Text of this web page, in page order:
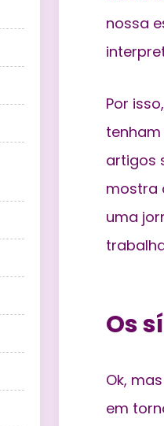
nossa
Por
artigos
mostra
uma
Os
Ok,
em